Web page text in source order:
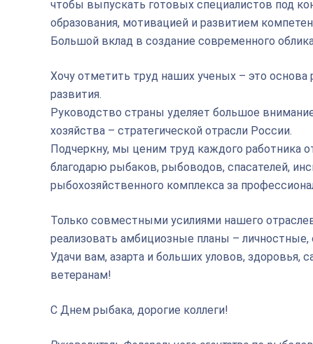
чтобы выпускать готовых специалистов под
образования, мотивацией и развитием
Большой вклад в создание современного
Хочу отметить труд наших ученых – это
развития.
Руководство страны уделяет большое
хозяйства – стратегической отрасли России.
Подчеркну, мы ценим труд каждого работника
благодарю рыбаков, рыбоводов, спасателей,
рыбохозяйственного комплекса за
Только совместными усилиями нашего
реализовать амбициозные планы –
Удачи вам, азарта и больших уловов,
ветеранам!
С Днем рыбака, дорогие коллеги!